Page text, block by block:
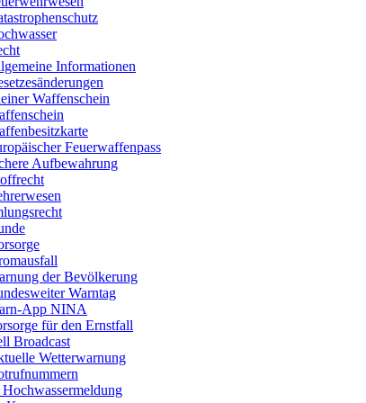
Informationen
Waffenschein
Feuerwaffenpass
Aufbewahrung
der Bevölkerung
Warntag
App NINA
für den Ernstfall
Broadcast
Wetterwarnung